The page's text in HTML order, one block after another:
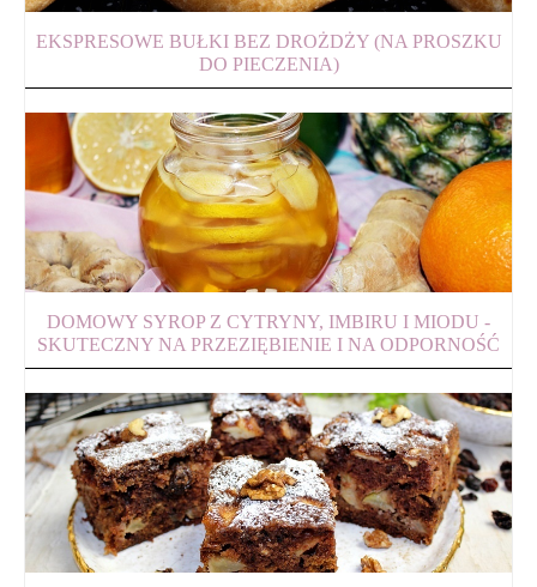
EKSPRESOWE BUŁKI BEZ DROŻDŻY (NA PROSZKU
DO PIECZENIA)
DOMOWY SYROP Z CYTRYNY, IMBIRU I MIODU -
SKUTECZNY NA PRZEZIĘBIENIE I NA ODPORNOŚĆ